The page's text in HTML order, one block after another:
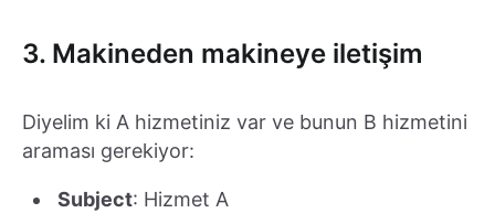
3. Makineden makineye iletişim
Diyelim ki A hizmetiniz var ve bunun B hizmetini
araması gerekiyor:
Subject: Hizmet A